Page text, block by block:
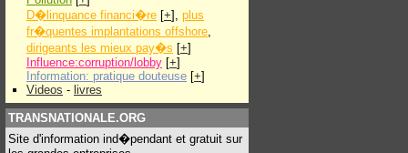
D�linquance financi�re [+], plus
fr�quentes implantations offshore,
dirigeants les mieux pay�s [+]
Influence:corruption/lobby [+]
Information: pratique douteuse [+]
Videos - livres
TRANSNATIONALE.ORG
Site d'information ind�pendant et gratuit sur